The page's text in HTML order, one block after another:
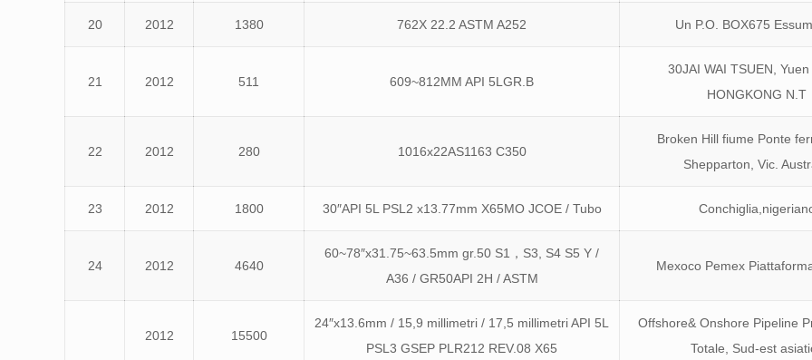
20 2012 1380 762X 22.2 ASTM A252 Un P.O. BOX675
21 2012 511 609~812MM API 5LGR.B
30JAI WAI TSUEN,
HONGKONG N.T
22 2012 280 1016x22AS1163 C350
Broken Hill fiume Ponte
Shepparton, Vic.
23 2012 1800 30″API 5L PSL2 x13.77mm X65MO JCOE / Tubo
24 2012 4640
60~78″x31.75~63.5mm gr.50 S1，S3, S4 S5 Y /
A36 / GR50API 2H / ASTM
Mexoco Pemex
2012 15500
24″x13.6mm / 15,9 millimetri / 17,5 millimetri API 5L
PSL3 GSEP PLR212 REV.08 X65
Offshore& Onshore Pipeline
Totale, Sud-est